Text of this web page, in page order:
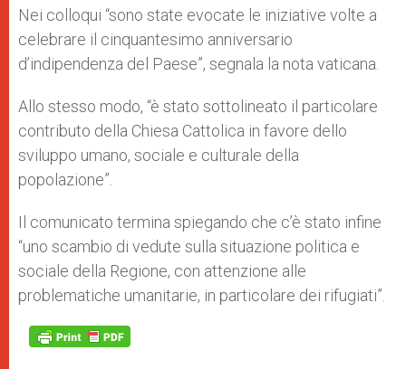
Nei colloqui “sono state evocate le iniziative volte a
celebrare il cinquantesimo anniversario
d’indipendenza del Paese”, segnala la nota vaticana.
Allo stesso modo, “è stato sottolineato il particolare
contributo della Chiesa Cattolica in favore dello
sviluppo umano, sociale e culturale della
popolazione”.
Il comunicato termina spiegando che c’è stato infine
“uno scambio di vedute sulla situazione politica e
sociale della Regione, con attenzione alle
problematiche umanitarie, in particolare dei rifugiati”.